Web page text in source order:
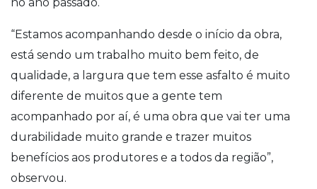
“Estamos acompanhando desde o início da obra,
está sendo um trabalho muito bem feito, de
qualidade, a largura que tem esse asfalto é muito
diferente de muitos que a gente tem
acompanhado por aí, é uma obra que vai ter uma
durabilidade muito grande e trazer muitos
benefícios aos produtores e a todos da região”,
observou.